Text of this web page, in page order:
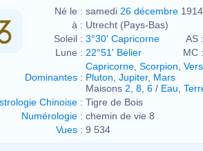
Né le : samedi 26 décembre
à : Utrecht (Pays-Bas)
Soleil : 3°30' Capricorne AS :
Lune : 22°51' Bélier MC :
Dominantes :
Capricorne Scorpion
Pluton Jupiter, Mars
Maisons 2 8 6 / Eau
Chinoise : Tigre de Bois
Numérologie : chemin de vie 8
Vues : 9 534